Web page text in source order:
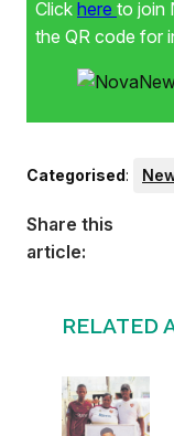
Click here to join
the QR code for
Categorised:
Share this
article:
RELATED